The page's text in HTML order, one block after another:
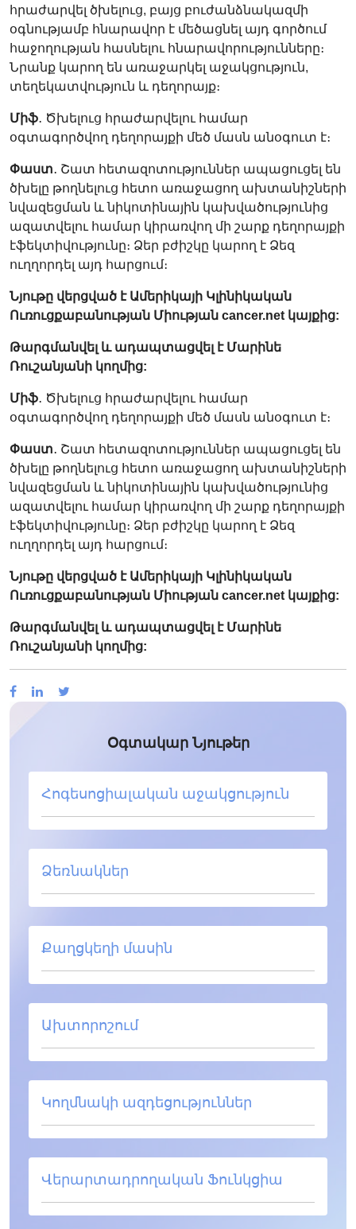
հրաժարվել ծխելուց, բայց բուժանձնակազմի
օգնությամբ հնարավոր է մեծացնել այդ գործում
հաջողության հասնելու հնարավորությունները։
Նրանք կարող են առաջարկել աջակցություն,
տեղեկատվություն և դեղորայք։
Միֆ․ Ծխելուց հրաժարվելու համար
օգտագործվող դեղորայքի մեծ մասն անօգուտ է։
Փաստ․ Շատ հետազոտություններ ապացուցել են
ծխելը թողնելուց հետո առաջացող ախտանիշների
նվազեցման և նիկոտինային կախվածությունից
ազատվելու համար կիրառվող մի շարք դեղորայքի
էֆեկտիվությունը։ Ձեր բժիշկը կարող է Ձեզ
ուղղորդել այդ հարցում։
Նյութը վերցված է Ամերիկայի Կլինիկական
Ուռուցքաբանության Միության cancer.net կայքից:
Թարգմանվել և ադապտացվել է Մարինե
Ռուշանյանի կողմից:
Միֆ․ Ծխելուց հրաժարվելու համար
օգտագործվող դեղորայքի մեծ մասն անօգուտ է։
Փաստ․ Շատ հետազոտություններ ապացուցել են
ծխելը թողնելուց հետո առաջացող ախտանիշների
նվազեցման և նիկոտինային կախվածությունից
ազատվելու համար կիրառվող մի շարք դեղորայքի
էֆեկտիվությունը։ Ձեր բժիշկը կարող է Ձեզ
ուղղորդել այդ հարցում։
Նյութը վերցված է Ամերիկայի Կլինիկական
Ուռուցքաբանության Միության cancer.net կայքից:
Թարգմանվել և ադապտացվել է Մարինե
Ռուշանյանի կողմից:
Օգտակար Նյութեր
Հոգեսոցիալական աջակցություն
Ձեռնակներ
Քաղցկեղի մասին
Ախտորոշում
Կողմնակի ազդեցություններ
Վերարտադրողական Ֆունկցիա